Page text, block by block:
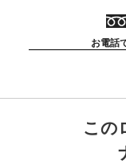
お電話
この